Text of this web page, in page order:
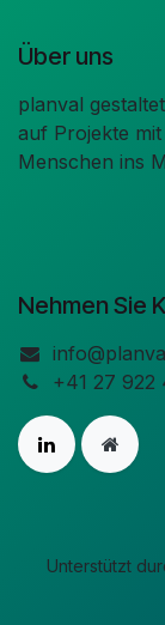
Über uns
planval
auf Projekte
Menschen ins
Nehmen Sie
+41 27 922
Unterstützt